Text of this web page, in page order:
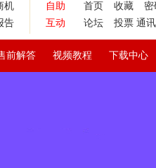
机
告
自助
首页 收藏
密
互动
论坛 投票 通
前解答 视频教程 下载中心